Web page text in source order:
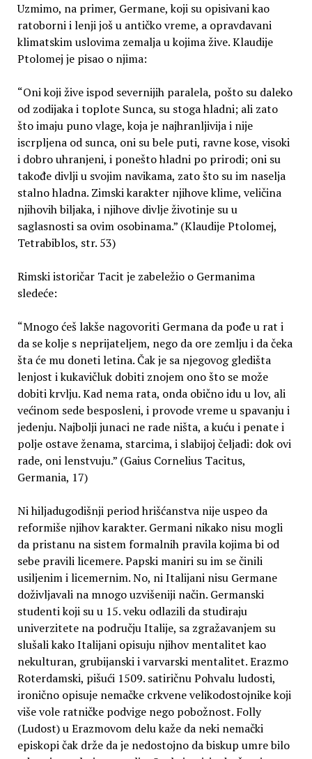
Uzmimo, na primer, Germane, koji su opisivani kao
ratoborni i lenji još u antičko vreme, a opravdavani
klimatskim uslovima zemalja u kojima žive. Klaudije
Ptolomej je pisao o njima:
“Oni koji žive ispod severnijih paralela, pošto su daleko
od zodijaka i toplote Sunca, su stoga hladni; ali zato
što imaju puno vlage, koja je najhranljivija i nije
iscrpljena od sunca, oni su bele puti, ravne kose, visoki
i dobro uhranjeni, i ponešto hladni po prirodi; oni su
takođe divlji u svojim navikama, zato što su im naselja
stalno hladna. Zimski karakter njihove klime, veličina
njihovih biljaka, i njihove divlje životinje su u
saglasnosti sa ovim osobinama.” (Klaudije Ptolomej,
Tetrabiblos, str. 53)
Rimski istoričar Tacit je zabeležio o Germanima
sledeće:
“Mnogo ćeš lakše nagovoriti Germana da pođe u rat i
da se kolje s neprijateljem, nego da ore zemlju i da čeka
šta će mu doneti letina. Čak je sa njegovog gledišta
lenjost i kukavičluk dobiti znojem ono što se može
dobiti krvlju. Kad nema rata, onda obično idu u lov, ali
većinom sede besposleni, i provode vreme u spavanju i
jedenju. Najbolji junaci ne rade ništa, a kuću i penate i
polje ostave ženama, starcima, i slabijoj čeljadi: dok ovi
rade, oni lenstvuju.” (Gaius Cornelius Tacitus,
Germania, 17)
Ni hiljadugodišnji period hrišćanstva nije uspeo da
reformiše njihov karakter. Germani nikako nisu mogli
da pristanu na sistem formalnih pravila kojima bi od
sebe pravili licemere. Papski maniri su im se činili
usiljenim i licemernim. No, ni Italijani nisu Germane
doživljavali na mnogo uzvišeniji način. Germanski
studenti koji su u 15. veku odlazili da studiraju
univerzitete na području Italije, sa zgražavanjem su
slušali kako Italijani opisuju njihov mentalitet kao
nekulturan, grubijanski i varvarski mentalitet. Erazmo
Roterdamski, pišući 1509. satiričnu Pohvalu ludosti,
ironično opisuje nemačke crkvene velikodostojnike koji
više vole ratničke podvige nego pobožnost. Folly
(Ludost) u Erazmovom delu kaže da neki nemački
episkopi čak drže da je nedostojno da biskup umre bilo